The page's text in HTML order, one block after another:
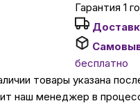
Подарочные
Аудио
Гарантия 1
бесплатно
товары указана
наш менеджер в